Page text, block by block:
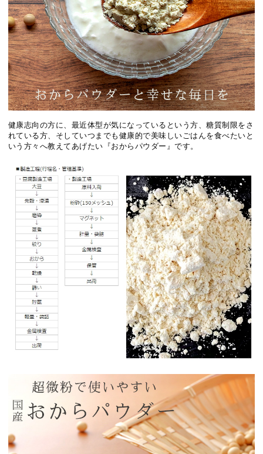
健康志向の方に、最近体型が気になっているという方、糖質制限をさ
れている方、そしていつまでも健康的で美味しいごはんを食べたいと
いう方々へ教えてあげたい『おからパウダー』です。